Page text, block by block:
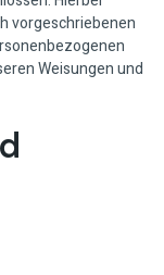
vorgeschriebenen
Weisungen und